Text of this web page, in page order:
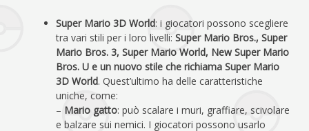
Super Mario 3D World: i giocatori possono scegliere
tra vari stili per i loro livelli: Super Mario Bros., Super
Mario Bros. 3, Super Mario World, New Super Mario
Bros. U e un nuovo stile che richiama Super Mario
3D World. Quest’ultimo ha delle caratteristiche
uniche, come:
– Mario gatto: può scalare i muri, graffiare, scivolare
e balzare sui nemici. I giocatori possono usarlo